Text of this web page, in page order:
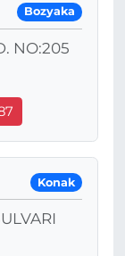
Bozyaka
NO:205
Konak